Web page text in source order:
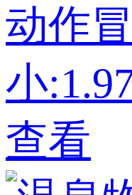
动作
小
查看